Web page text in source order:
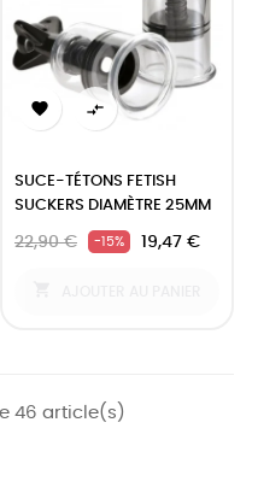
 
SUCE-TÉTONS FETISH
SUCKERS DIAMÈTRE 25MM
22,90 € -15% 19,47 €
46 article(s)